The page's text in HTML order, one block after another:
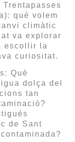
Trentapasses
què volem
climàtic
va explorar
escollir la
curiositat.
Què
dolça del
tan
de Sant